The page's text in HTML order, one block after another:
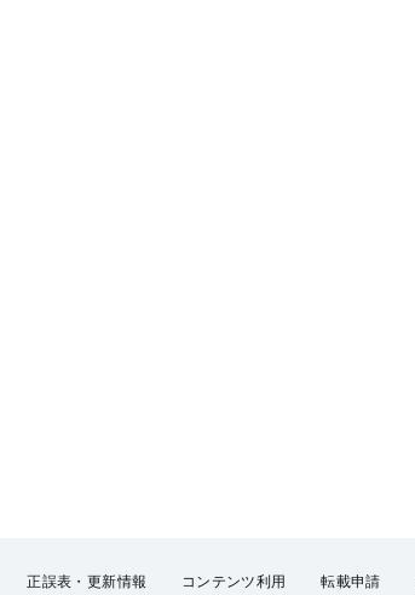
正誤表・更新情報 コンテンツ利用 転載申請